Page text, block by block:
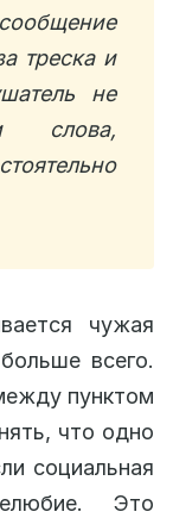
треска и
не
слова,
чужая
всего.
пунктом
что одно
социальная
Это